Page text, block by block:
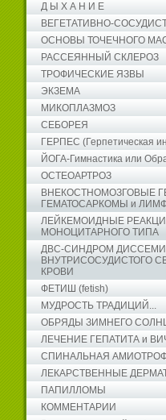
Д Ы Х А Н И Е
ВЕГЕТАТИВНО-
ОСНОВЫ ТОЧЕЧНОГО
РАССЕЯННЫЙ СКЛЕРОЗ
ТРОФИЧЕСКИЕ ЯЗВЫ
ЭКЗЕМА
МИКОПЛАЗМОЗ
СЕБОРЕЯ
ГЕРПЕС (Герпетическая
ЙОГА-Гимнастика или
ОСТЕОАРТРОЗ
ВНЕКОСТНОМОЗГОВЫЕ
ГЕМАТОСАРКОМЫ и
ЛЕЙКЕМОИДНЫЕ
МОНОЦИТАРНОГО ТИПА
ДВС-СИНДРОМ
ВНУТРИСОСУДИСТОГО
КРОВИ
ФЕТИШ (fetish)
МУДРОСТЬ ТРАДИЦИЙ...
ОБРЯДЫ ЗИМНЕГО
ЛЕЧЕНИЕ ГЕПАТИТА и
СПИНАЛЬНАЯ
ЛЕКАРСТВЕННЫЕ
ПАПИЛЛОМЫ
КОММЕНТАРИИ